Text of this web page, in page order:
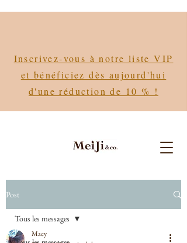
Inscrivez-vous à notre liste VIP
et bénéficiez dès aujourd'hui
d'une réduction de 10 % !
Post
Tous les messages
Macy